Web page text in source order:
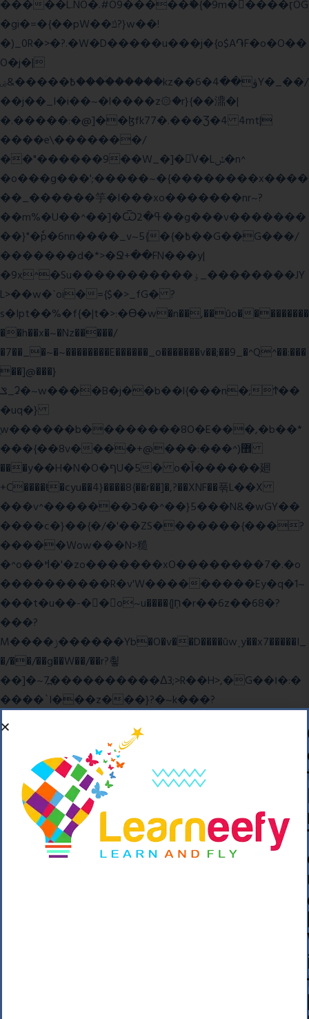
�����L.NO�.#O9�����ۙ�{�9m��ً���ӷOG
�gi�=�{��pW��ݿ?}w��!
�)_0R�>�?.�W�D�����u���j�{o$A֏F�o�O��
O�j�|
߿�����&ۻ����ۛ�����kz��ۋ��4�6Y�_��/
��j��_I�i��~�l����z۞�r}{��濎�|
�.�����:�@]��ɮfk77�.���Ʒ�4 4mt|
����e\�������/
��"������9��W_�]�ͮV�Lݽ�n^
�o���g���';�����~�{��������x����
��_������竽�I���xo�������nr~?
��m%�U��^��]�Ѿߟ�2��g���v�������
��}"�ٗp�6nn����_v~5{�{�߿��G��G���/
�������d�*>�Ջ+��FN���y|
�9x^�Su�����������ۏ_��������JY
L>��w�ˋoi�={$�>_fG� ?
s�Ipt��%�f{�|t�>:�ϴ�w�n��,��ûo���������
��h��x�~�Nz�����/
�7��_�~�~��������E������_o�������v��;��9_�^Q^��:���
��]@���}
ݏ_ʡ�~w����B�j��b��l{���n�;Ϯ��
�uq�}
ֲw������b��������8O�E���,�b��*
���{��8v����+@���:���^)޾
���y��H�N�O�ףU�5� o�Ȉ������廻
+C����ŧ�cyu��4}����8{��r��]�,?��XNF��푺L��X
���v^�������כ��^��}5���N&�wGY��
����c�}��{�/�'��ZS�������{���?
�����Wow���N>糙
�^o��ߞ�'�zo�������xO��������7�.�o
����������R�v'W���������Ey�q�1~
���t�u��-�� o~u����{|ח֧�r��6z��68�?
���?
M����ݫ������Yb�O�v��D����ûw˯y��x7�����I_
�/��/��g��W��/��r?쵷
��]�~7߽����������Δ3;>R��H>,�G��ו�:�
���� `I���z���}?�~k���?
��o��C���ǡ���,����*�3��#eۧ_>\��z
�K{DQg�Ϯ��]u��3o�V~�/��@��??
����Y�]�s�n���s
����p��|
��^��������$��ٽ�P���~��4���Snn^
$ ����Ogy/|>ڿ|�I��'A�n��1�$�}
=c"'��K���X�:��?j�ԫ��-